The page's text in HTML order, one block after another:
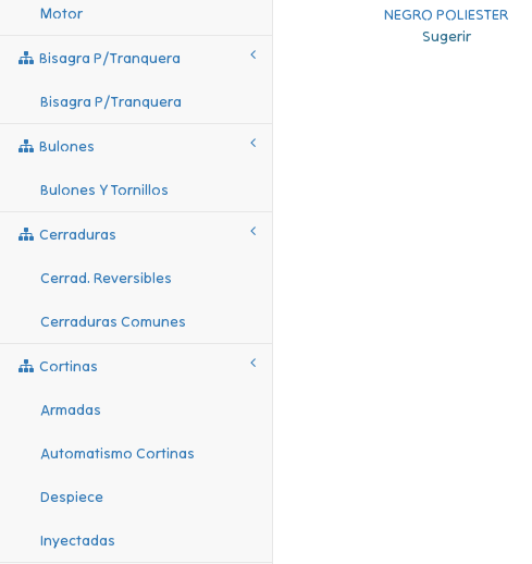
Motor
Bisagra P/tranquera
Bisagra P/tranquera
Bulones
Bulones Y Tornillos
Cerraduras
Cerrad. Reversibles
Cerraduras Comunes
Cortinas
Armadas
Automatismo Cortinas
Despiece
Inyectadas
Sugerir